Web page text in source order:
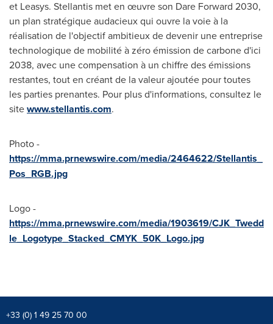
et Leasys. Stellantis met en œuvre son Dare Forward 2030,
un plan stratégique audacieux qui ouvre la voie à la
réalisation de l'objectif ambitieux de devenir une entreprise
technologique de mobilité à zéro émission de carbone d'ici
2038, avec une compensation à un chiffre des émissions
restantes, tout en créant de la valeur ajoutée pour toutes
les parties prenantes. Pour plus d'informations, consultez le
sitewww.stellantis.com.
Photo -
https://mma.prnewswire.com/media/2464622/Stellantis_
Pos_RGB.jpg
Logo -
https://mma.prnewswire.com/media/1903619/CJK_Twedd
le_Logotype_Stacked_CMYK_50K_Logo.jpg
+33 (0) 1 49 25 70 00